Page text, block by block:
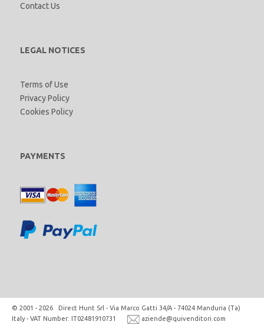
Contact Us
LEGAL NOTICES
Terms of Use
Privacy Policy
Cookies Policy
PAYMENTS
© 2001 - 2026 Direct Hunt Srl - Via Marco Gatti 34/A - 74024 Manduria (Ta)
Italy - VAT Number: IT02481910731
aziende@quivenditori.com